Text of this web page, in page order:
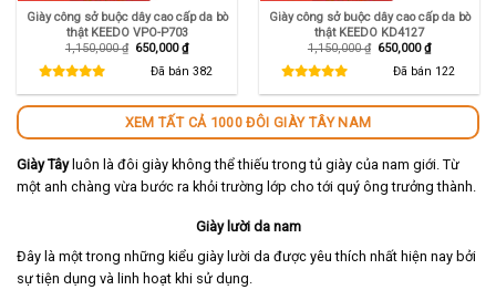
Giày công sở buộc dây cao cấp da bò
thật KEEDO VPO-P703
1,150,000₫ Giá
1,150,000 ₫.
650,000₫Giá
hiện
tại
là:
650,000 ₫.
Đã bán 382
Giày công sở buộc dây cao cấp da bò
thật KEEDO KD4127
1,150,000₫ Giá
1,150,000 ₫.
650,000₫Giá
hiện
tại
là:
650,000 ₫.
Đã bán 122
XEM TẤT CẢ 1000 ĐÔI GIÀY TÂY NAM
Giày Tâyluôn là đôi giày không thể thiếu trong tủ giày của nam giới. Từ
một anh chàng vừa bước ra khỏi trường lớp cho tới quý ông trưởng thành.
Giày lười da nam
Đây là một trong những kiểu giày lười da được yêu thích nhất hiện nay bởi
sự tiện dụng và linh hoạt khi sử dụng.